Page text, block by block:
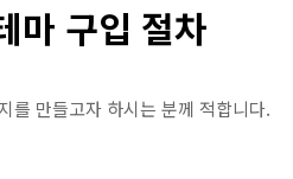
마 구입 절차
를 만들고자 하시는 분께 적합니다.